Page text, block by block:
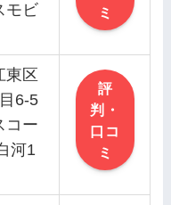
モビ
ミ
東区
6-5
コー
河1
評
判・
口コ
ミ